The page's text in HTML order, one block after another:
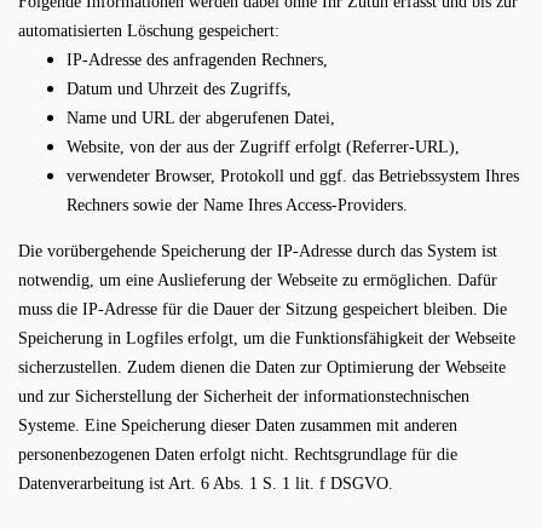
automatisierten Löschung gespeichert:
IP-Adresse des anfragenden Rechners,
Datum und Uhrzeit des Zugriffs,
Name und URL der abgerufenen Datei,
Website, von der aus der Zugriff erfolgt (Referrer-URL),
verwendeter Browser, Protokoll und ggf. das Betriebssystem Ihres
Rechners sowie der Name Ihres Access-Providers.
Die vorübergehende Speicherung der IP-Adresse durch das System ist
notwendig, um eine Auslieferung der Webseite zu ermöglichen. Dafür
muss die IP-Adresse für die Dauer der Sitzung gespeichert bleiben. Die
Speicherung in Logfiles erfolgt, um die Funktionsfähigkeit der Webseite
sicherzustellen. Zudem dienen die Daten zur Optimierung der Webseite
und zur Sicherstellung der Sicherheit der informationstechnischen
Systeme. Eine Speicherung dieser Daten zusammen mit anderen
personenbezogenen Daten erfolgt nicht. Rechtsgrundlage für die
Datenverarbeitung ist Art. 6 Abs. 1 S. 1 lit. f DSGVO.